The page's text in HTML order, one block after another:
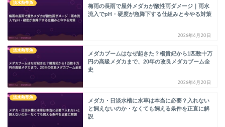
淡水熱帯魚
梅雨の長雨で屋外メダカが酸性雨ダメージ｜雨水
流入でpH・硬度が急降下する仕組みと今やる対策
2026年6月20日
淡水熱帯魚
メダカブームはなぜ起きた？楊貴妃から1匹数十万
円の高級メダカまで、20年の改良メダカブーム全
史
2026年6月20日
淡水熱帯魚
メダカ・日淡水槽に水草は本当に必要？入れない
と飼えないのか・なくても飼える条件を正直に解
説